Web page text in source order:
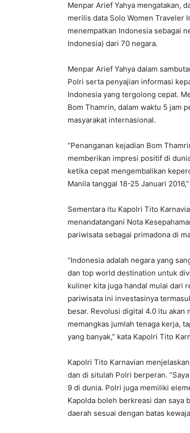
Menpar Arief Yahya mengatakan,
merilis data Solo Women Traveler
menempatkan Indonesia sebagai
Indonesia) dari 70 negara.
Menpar Arief Yahya dalam
Polri serta penyajian informasi
Indonesia yang tergolong cepat.
Bom Thamrin, dalam waktu 5 jam
masyarakat internasional.
“Penanganan kejadian Bom
memberikan impresi positif di
ketika cepat mengembalikan
Manila tanggal 18-25 Januari
Sementara itu Kapolri Tito
menandatangani Nota
pariwisata sebagai primadona di
“Indonesia adalah negara yang
dan top world destination untuk
kuliner kita juga handal mulai dari
pariwisata ini investasinya
besar. Revolusi digital 4.0 itu akan
memangkas jumlah tenaga kerja,
yang banyak,” kata Kapolri Tito
Kapolri Tito Karnavian
dan di situlah Polri berperan.
9 di dunia. Polri juga memiliki
Kapolda boleh berkreasi dan saya
daerah sesuai dengan batas